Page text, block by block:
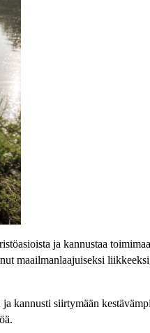
ja kannustaa
maailmanlaajuiseksi
kannusti siirtymään